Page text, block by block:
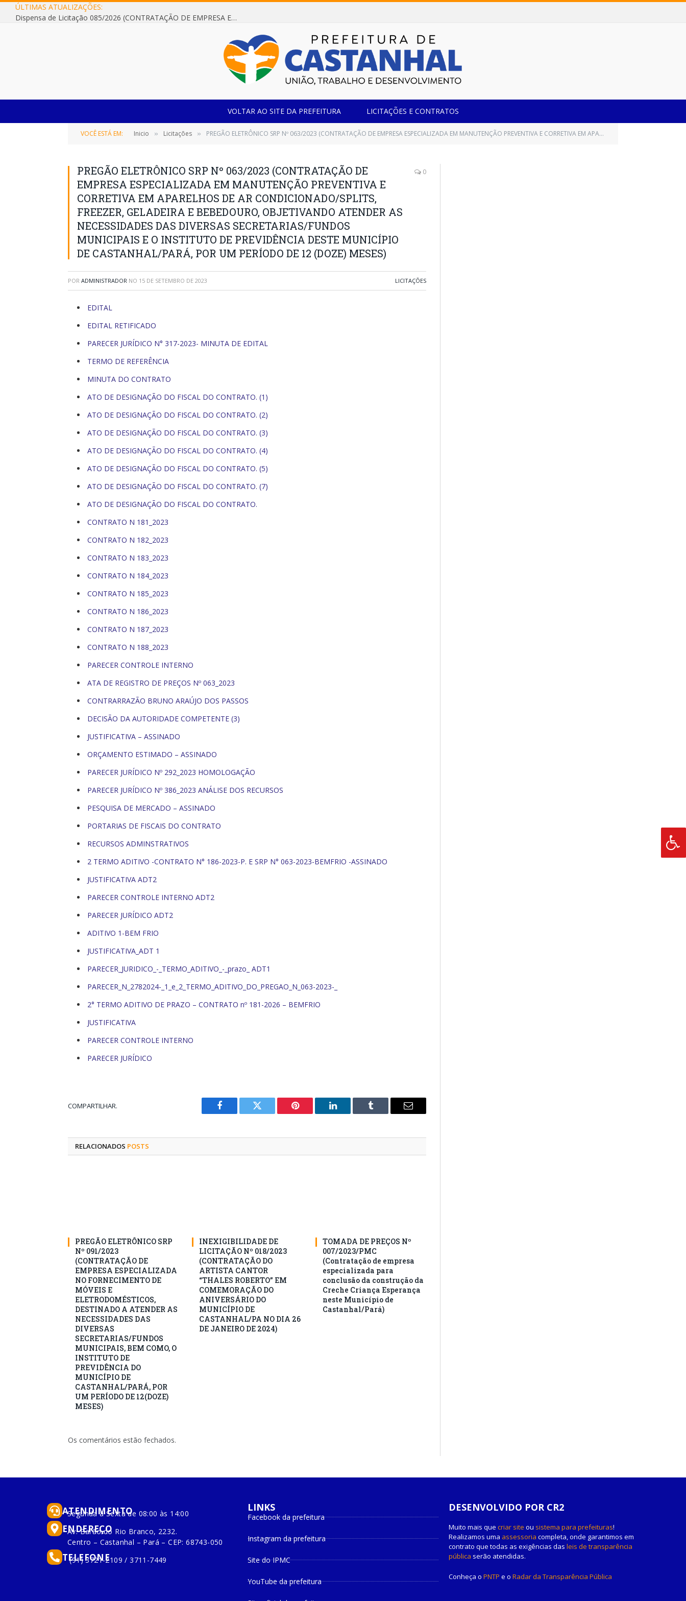
ÚLTIMAS ATUALIZAÇÕES:
Dispensa de Licitação 085/2026 (CONTRATAÇÃO DE EMPRESA ESPECIALIZADA NA FABRICAÇÃO DE MÓVEIS SOB MEDIDA COM ESTRUTURA METÁLICA EM METALON PARA ATENDIMENTO DAS NECESSIDADES DA SALA SIMOV DA EMEF MADRE MARIA VIGANÓ)
VOLTAR AO SITE DA PREFEITURA LICITAÇÕES E CONTRATOS
VOCÊ ESTÁ EM: Inicio » Licitações » PREGÃO ELETRÔNICO SRP Nº 063/2023 (CONTRATAÇÃO DE EMPRESA ESPECIALIZADA EM MANUTENÇÃO PREVENTIVA E CORRETIVA EM APARELHOS DE AR CONDICIONADO/SPLITS, FREEZER, GELADEIRA E BEBEDOURO, OBJETIVANDO ATENDER AS NECESSIDADES DAS DIVERSAS SECRETARIAS/FUNDOS MUNICIPAIS E O INSTITUTO DE PREVIDÊNCIA DESTE MUNICÍPIO DE CASTANHAL/PARÁ, POR UM PERÍODO DE 12 (DOZE) MESES)
PREGÃO ELETRÔNICO SRP Nº 063/2023 (CONTRATAÇÃO DE
EMPRESA ESPECIALIZADA EM MANUTENÇÃO PREVENTIVA E
CORRETIVA EM APARELHOS DE AR CONDICIONADO/SPLITS,
FREEZER, GELADEIRA E BEBEDOURO, OBJETIVANDO ATENDER AS
NECESSIDADES DAS DIVERSAS SECRETARIAS/FUNDOS
MUNICIPAIS E O INSTITUTO DE PREVIDÊNCIA DESTE MUNICÍPIO
DE CASTANHAL/PARÁ, POR UM PERÍODO DE 12 (DOZE) MESES)
0
POR ADMINISTRADOR NO 15 DE SETEMBRO DE 2023 LICITAÇÕES
EDITAL
EDITAL RETIFICADO
PARECER JURÍDICO N° 317-2023- MINUTA DE EDITAL
TERMO DE REFERÊNCIA
MINUTA DO CONTRATO
ATO DE DESIGNAÇÃO DO FISCAL DO CONTRATO. (1)
ATO DE DESIGNAÇÃO DO FISCAL DO CONTRATO. (2)
ATO DE DESIGNAÇÃO DO FISCAL DO CONTRATO. (3)
ATO DE DESIGNAÇÃO DO FISCAL DO CONTRATO. (4)
ATO DE DESIGNAÇÃO DO FISCAL DO CONTRATO. (5)
ATO DE DESIGNAÇÃO DO FISCAL DO CONTRATO. (7)
ATO DE DESIGNAÇÃO DO FISCAL DO CONTRATO.
CONTRATO N 181_2023
CONTRATO N 182_2023
CONTRATO N 183_2023
CONTRATO N 184_2023
CONTRATO N 185_2023
CONTRATO N 186_2023
CONTRATO N 187_2023
CONTRATO N 188_2023
PARECER CONTROLE INTERNO
ATA DE REGISTRO DE PREÇOS Nº 063_2023
CONTRARRAZÃO BRUNO ARAÚJO DOS PASSOS
DECISÃO DA AUTORIDADE COMPETENTE (3)
JUSTIFICATIVA – ASSINADO
ORÇAMENTO ESTIMADO – ASSINADO
PARECER JURÍDICO Nº 292_2023 HOMOLOGAÇÃO
PARECER JURÍDICO Nº 386_2023 ANÁLISE DOS RECURSOS
PESQUISA DE MERCADO – ASSINADO
PORTARIAS DE FISCAIS DO CONTRATO
RECURSOS ADMINSTRATIVOS
2 TERMO ADITIVO -CONTRATO N° 186-2023-P. E SRP N° 063-2023-BEMFRIO -ASSINADO
JUSTIFICATIVA ADT2
PARECER CONTROLE INTERNO ADT2
PARECER JURÍDICO ADT2
ADITIVO 1-BEM FRIO
JUSTIFICATIVA_ADT 1
PARECER_JURIDICO_-_TERMO_ADITIVO_-_prazo_ ADT1
PARECER_N_2782024-_1_e_2_TERMO_ADITIVO_DO_PREGAO_N_063-2023-_
2° TERMO ADITIVO DE PRAZO – CONTRATO nº 181-2026 – BEMFRIO
JUSTIFICATIVA
PARECER CONTROLE INTERNO
PARECER JURÍDICO
COMPARTILHAR.
Facebook Twitter Pinterest
O
Tumblr
E-
RELACIONADOS POSTS
PREGÃO ELETRÔNICO SRP
Nº 091/2023
(CONTRATAÇÃO DE
EMPRESA ESPECIALIZADA
NO FORNECIMENTO DE
MÓVEIS E
ELETRODOMÉSTICOS,
DESTINADO A ATENDER AS
NECESSIDADES DAS
DIVERSAS
SECRETARIAS/FUNDOS
MUNICIPAIS, BEM COMO, O
INSTITUTO DE
PREVIDÊNCIA DO
MUNICÍPIO DE
CASTANHAL/PARÁ, POR
UM PERÍODO DE 12(DOZE)
MESES)
INEXIGIBILIDADE DE
LICITAÇÃO Nº 018/2023
(CONTRATAÇÃO DO
ARTISTA CANTOR
“THALES ROBERTO” EM
COMEMORAÇÃO DO
ANIVERSÁRIO DO
MUNICÍPIO DE
CASTANHAL/PA NO DIA 26
DE JANEIRO DE 2024)
TOMADA DE PREÇOS Nº
007/2023/PMC
(Contratação de empresa
especializada para
conclusão da construção da
Creche Criança Esperança
neste Município de
Castanhal/Pará)
Os comentários estão fechados.
ATENDIMENTO
Segunda à Sexta de 08:00 às 14:00
ENDEREÇO
Av. Barão do Rio Branco, 2232.
Centro – Castanhal – Pará – CEP: 68743-050
TELEFONE
(91) 3721-2109 / 3711-7449
LINKS
Facebook da prefeitura
Instagram da prefeitura
Site do IPMC
YouTube da prefeitura
DESENVOLVIDO POR CR2
Muito mais quecriar siteousistema para prefeituras!
Realizamos umaassessoria
públicaserão atendidas.